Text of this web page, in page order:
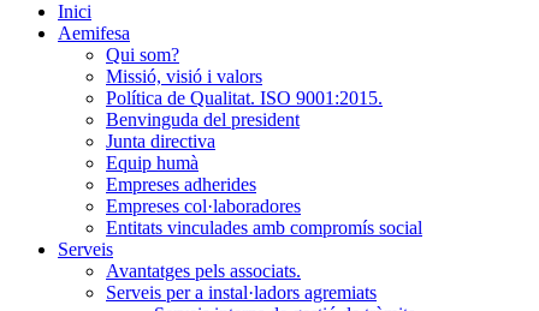
Inici
Aemifesa
Qui som?
Missió, visió i valors
Política de Qualitat. ISO 9001:2015.
Benvinguda del president
Junta directiva
Equip humà
Empreses adherides
Empreses col·laboradores
Entitats vinculades amb compromís social
Serveis
Avantatges pels associats.
Serveis per a instal·ladors agremiats